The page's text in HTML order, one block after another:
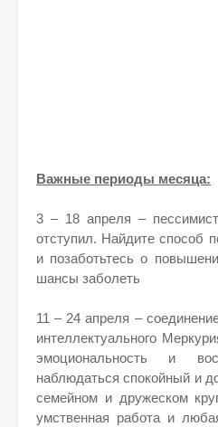
Важные периоды месяца:
3 – 18 апреля –
отступил. Найдите способ
и позаботьтесь о
шансы заболеть
11 – 24 апреля –
интеллектуального
эмоциональность и
наблюдаться спокойный и
семейном и дружеском
умственная работа и